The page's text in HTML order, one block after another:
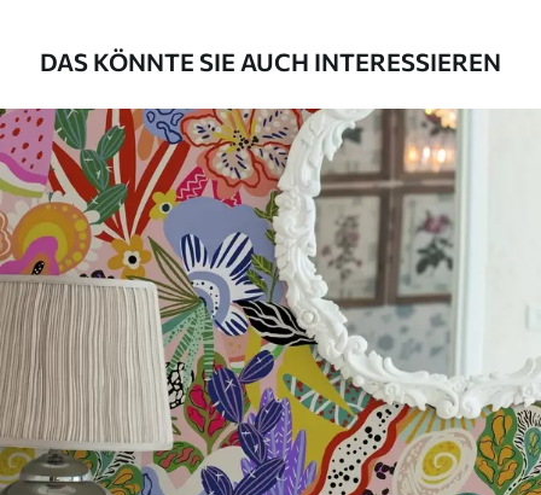
56.67 34.00 €/m²
Premium-Vinyl
65.0039.00 €/m²
DAS KÖNNTE SIE AUCH INTERESSIEREN